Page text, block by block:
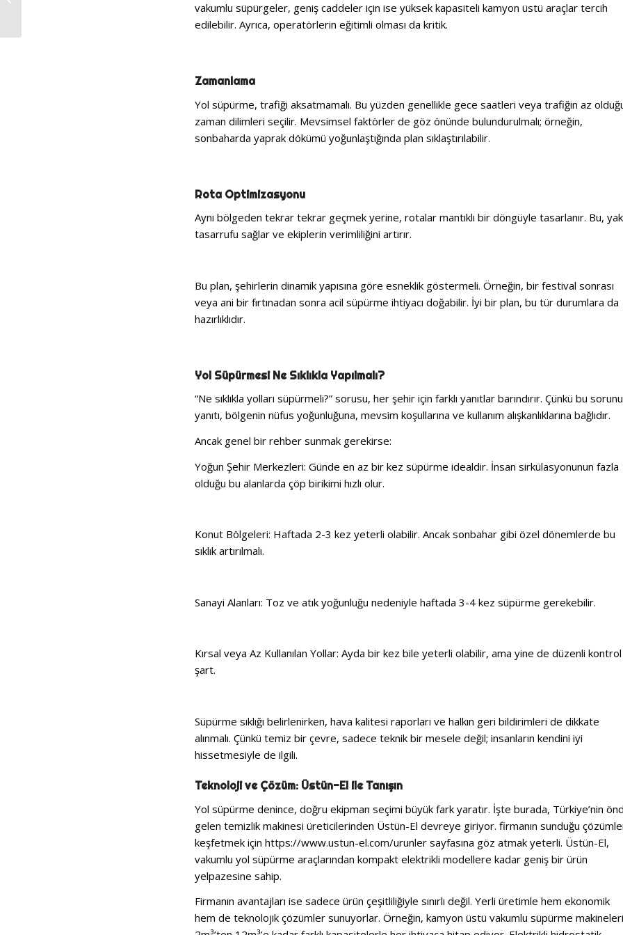
vakumlu süpürgeler, geniş caddeler için ise yüksek kapasiteli kamyon üstü araçlar tercih
edilebilir. Ayrıca, operatörlerin eğitimli olması da kritik.
Zamanlama
Yol süpürme, trafiği aksatmamalı. Bu yüzden genellikle gece saatleri veya trafiğin az
zaman dilimleri seçilir. Mevsimsel faktörler de göz önünde bulundurulmalı; örneğin,
sonbaharda yaprak dökümü yoğunlaştığında plan sıklaştırılabilir.
Rota Optimizasyonu
Aynı bölgeden tekrar tekrar geçmek yerine, rotalar mantıklı bir döngüyle tasarlanır. Bu,
tasarrufu sağlar ve ekiplerin verimliliğini artırır.
Bu plan, şehirlerin dinamik yapısına göre esneklik göstermeli. Örneğin, bir festival sonrası
veya ani bir fırtınadan sonra acil süpürme ihtiyacı doğabilir. İyi bir plan, bu tür durumlara da
hazırlıklıdır.
Yol Süpürmesi Ne Sıklıkla Yapılmalı?
“Ne sıklıkla yolları süpürmeli?” sorusu, her şehir için farklı yanıtlar barındırır. Çünkü bu
yanıtı, bölgenin nüfus yoğunluğuna, mevsim koşullarına ve kullanım alışkanlıklarına bağlıdır.
Ancak genel bir rehber sunmak gerekirse:
Yoğun Şehir Merkezleri: Günde en az bir kez süpürme idealdir. İnsan sirkülasyonunun fazla
olduğu bu alanlarda çöp birikimi hızlı olur.
Konut Bölgeleri: Haftada 2-3 kez yeterli olabilir. Ancak sonbahar gibi özel dönemlerde bu
sıklık artırılmalı.
Sanayi Alanları: Toz ve atık yoğunluğu nedeniyle haftada 3-4 kez süpürme gerekebilir.
Kırsal veya Az Kullanılan Yollar: Ayda bir kez bile yeterli olabilir, ama yine de düzenli kontrol
şart.
Süpürme sıklığı belirlenirken, hava kalitesi raporları ve halkın geri bildirimleri de dikkate
alınmalı. Çünkü temiz bir çevre, sadece teknik bir mesele değil; insanların kendini iyi
hissetmesiyle de ilgili.
Teknoloji ve Çözüm: Üstün-El ile Tanışın
Yol süpürme denince, doğru ekipman seçimi büyük fark yaratır. İşte burada, Türkiye’nin
gelen temizlik makinesi üreticilerinden Üstün-El devreye giriyor. firmanın sunduğu
keşfetmek için https://www.ustun-el.com/urunler sayfasına göz atmak yeterli. Üstün-El,
vakumlu yol süpürme araçlarından kompakt elektrikli modellere kadar geniş bir ürün
yelpazesine sahip.
Firmanın avantajları ise sadece ürün çeşitliliğiyle sınırlı değil. Yerli üretimle hem ekonomik
hem de teknolojik çözümler sunuyorlar. Örneğin, kamyon üstü vakumlu süpürme